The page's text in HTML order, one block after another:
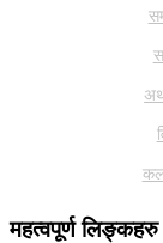
महत्वपूर्ण लिङ्कहरु